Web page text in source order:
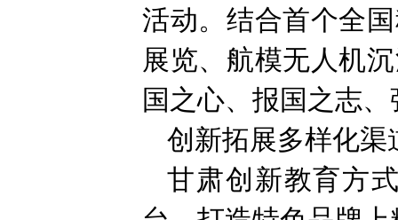
活动。结合首个全
展览、航模无人机
国之心、报国之志
创新拓展多样化渠
甘肃创新教育方